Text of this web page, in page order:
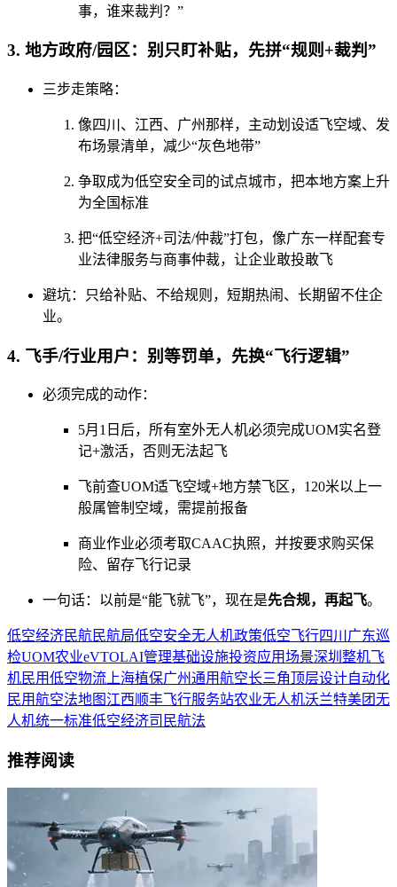
事，谁来裁判？”
3. 地方政府/园区：别只盯补贴，先拼“规则+裁判”
三步走策略：
像四川、江西、广州那样，主动划设适飞空域、发
布场景清单，减少“灰色地带”
争取成为低空安全司的试点城市，把本地方案上升
为全国标准
把“低空经济+司法/仲裁”打包，像广东一样配套专
业法律服务与商事仲裁，让企业敢投敢飞
避坑：只给补贴、不给规则，短期热闹、长期留不住企
业。
4. 飞手/行业用户：别等罚单，先换“飞行逻辑”
必须完成的动作：
5月1日后，所有室外无人机必须完成UOM实名登
记+激活，否则无法起飞
飞前查UOM适飞空域+地方禁飞区，120米以上一
般属管制空域，需提前报备
商业作业必须考取CAAC执照，并按要求购买保
险、留存飞行记录
一句话：以前是“能飞就飞”，现在是先合规，再起飞。
低空经济民航民航局低空安全无人机政策低空飞行四川 广东巡
检UOM农业eVTOLAI管理基础设施投资应用场景深圳 整机 飞
机民用低空物流上海植保广州通用航空长三角 顶层设计自动化
民用航空法地图 江西顺丰 飞行服务站农业无人机沃兰特美团无
人机统一标准低空经济司 民航法
推荐阅读